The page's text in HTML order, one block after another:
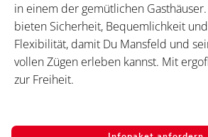
in einem der gemütlichen
bieten Sicherheit, Bequemlichkeit
Flexibilität, damit Du Mansfeld und
vollen Zügen erleben kannst. Mit
zur Freiheit.